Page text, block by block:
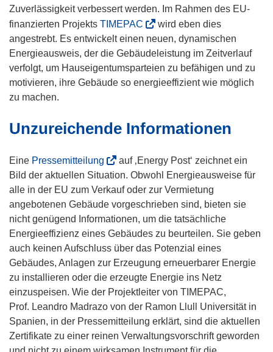
Zuverlässigkeit verbessert werden. Im Rahmen des EU-
finanzierten Projekts TIMEPAC
ö
f
f
n
i
n
e
s
e
wird eben dies
angestrebt. Es entwickelt einen neuen, dynamischen
Energieausweis, der die Gebäudeleistung im Zeitverlauf
verfolgt, um Hauseigentumsparteien zu befähigen und zu
motivieren, ihre Gebäude so energieeffizient wie möglich
zu machen.
Unzureichende Informationen
Eine Pressemitteilung
ö
f
f
n
e
t
i
n
n
e
u
e
m
auf ‚Energy Post‘ zeichnet ein
Bild der aktuellen Situation. Obwohl Energieausweise für
alle in der EU zum Verkauf oder zur Vermietung
angebotenen Gebäude vorgeschrieben sind, bieten sie
nicht genügend Informationen, um die tatsächliche
Energieeffizienz eines Gebäudes zu beurteilen. Sie geben
auch keinen Aufschluss über das Potenzial eines
Gebäudes, Anlagen zur Erzeugung erneuerbarer Energie
zu installieren oder die erzeugte Energie ins Netz
einzuspeisen. Wie der Projektleiter von TIMEPAC,
Prof. Leandro Madrazo von der Ramon Llull Universität in
Spanien, in der Pressemitteilung erklärt, sind die aktuellen
Zertifikate zu einer reinen Verwaltungsvorschrift geworden